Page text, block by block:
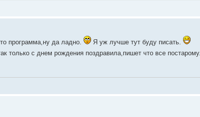
программа,ну да ладно.
Я уж лучше тут буду писать.
только с днем рождения поздравила,пишет что все постарому.